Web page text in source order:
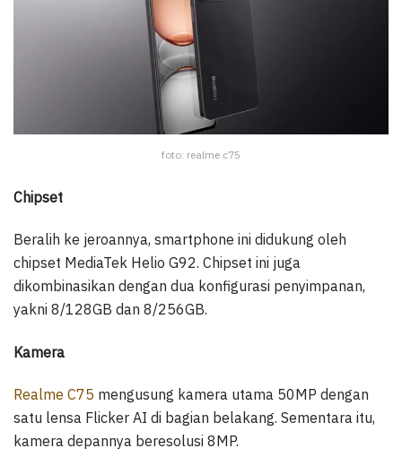
foto: realme c75
Chipset
Beralih ke jeroannya, smartphone ini didukung oleh
chipset MediaTek Helio G92. Chipset ini juga
dikombinasikan dengan dua konfigurasi penyimpanan,
yakni 8/128GB dan 8/256GB.
Kamera
Realme C75 mengusung kamera utama 50MP dengan
satu lensa Flicker AI di bagian belakang. Sementara itu,
kamera depannya beresolusi 8MP.